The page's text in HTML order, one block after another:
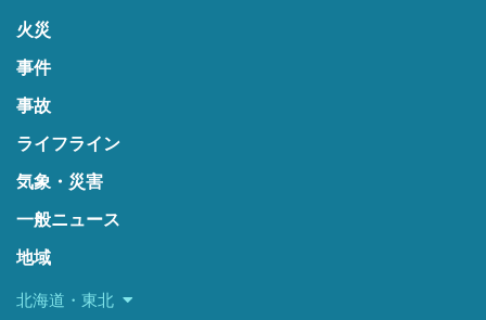
火災
事件
事故
ライフライン
気象・災害
一般ニュース
地域
北海道・東北